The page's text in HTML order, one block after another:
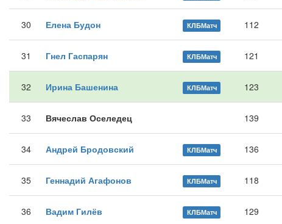
30 КЛБМатч
Елена Будон 112
31 КЛБМатч
Гнел Гаспарян 121
32 КЛБМатч
Ирина Башенина 123
33 Вячеслав Оселедец 139
34 КЛБМатч
Андрей Бродовский 136
35 КЛБМатч
Геннадий Агафонов 118
36 КЛБМатч
Вадим Гилёв 129